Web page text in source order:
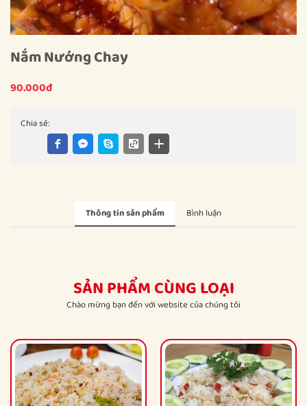
Nắm Nướng Chay
90.000đ
Chia sẻ:
Thông tin sản phẩm Bình luận
SẢN PHẨM CÙNG LOẠI
Chào mừng bạn đến với website của chúng tôi